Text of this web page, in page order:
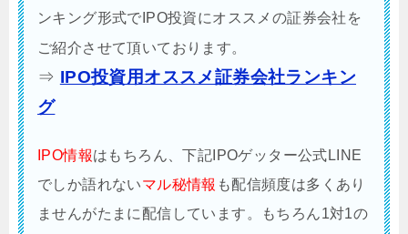
ンキング形式でIPO投資にオススメの証券会社を
ご紹介させて頂いております。
⇒ IPO投資用オススメ証券会社ランキン
グ
IPO情報はもちろん、下記IPOゲッター公式LINE
でしか語れないマル秘情報 も配信頻度は多くあり
ませんがたまに配信しています。もちろん1対1の